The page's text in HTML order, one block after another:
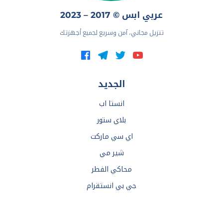
عربي ابس © 2017 – 2023
تنزيل مجاني، آمن وسريع لجميع أجهزتك
الجديد
انستا اب
بلاي ستور
اي سي ماركت
شير مي
محاكي الفطر
جي بي انستقرام